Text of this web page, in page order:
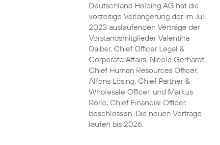
Deutschland Holding AG hat die
vorzeitige Verlängerung der im Juli
2023 auslaufenden Verträge der
Vorstandsmitglieder Valentina
Daiber, Chief Officer Legal &
Corporate Affairs, Nicole Gerhardt,
Chief Human Resources Officer,
Alfons Lösing, Chief Partner &
Wholesale Officer, und Markus
Rolle, Chief Financial Officer,
beschlossen. Die neuen Verträge
laufen bis 2026.